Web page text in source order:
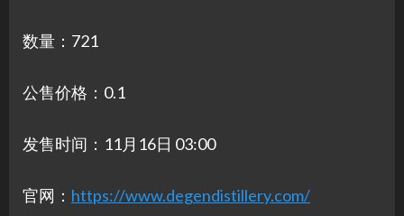
数量：721
公售价格：0.1
发售时间：11月16日 03:00
官网： https://www.degendistillery.com/